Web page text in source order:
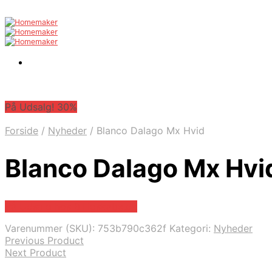
På Udsalg! 30%
Forside / Nyheder / Blanco Dalago Mx Hvid
Blanco Dalago Mx
Varenummer (SKU): 753b790c362f Kategori: Nyheder
Previous Product
Next Product